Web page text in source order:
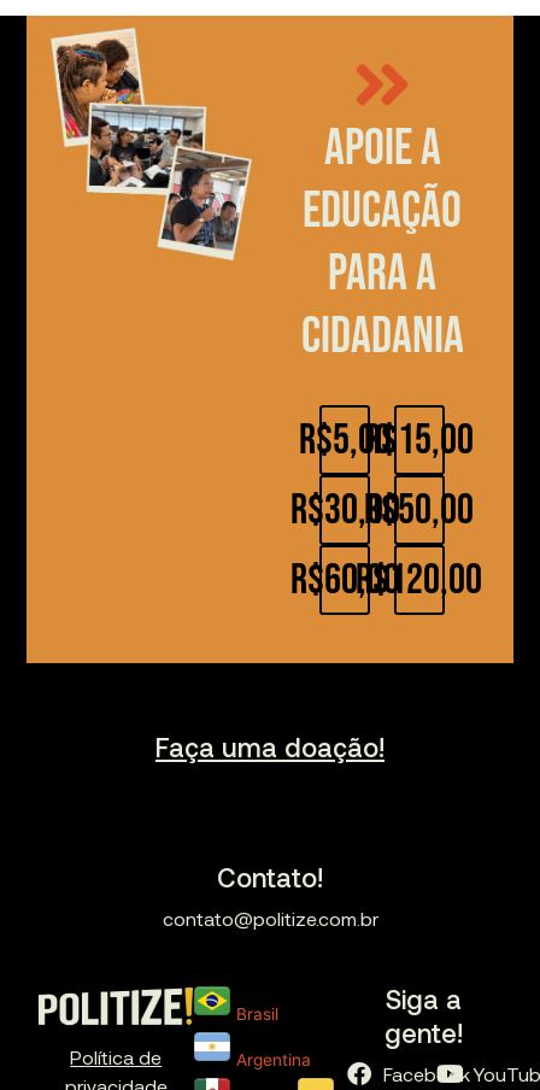
Apoie a
educação
para a
cidadania
R$5,00
R$30,00
R$60,00
R$15,00
R$50,00
R$120,00
Faça uma doação!
Contato!
contato@politize.com.br
Política de
Brasil
Argentina
Siga a
gente!
Facebook